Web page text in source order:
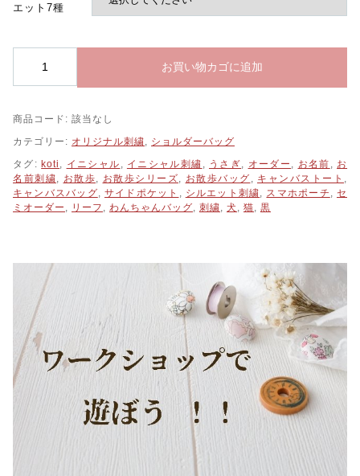
エット7種
ル
刺
ス
マ
ホ
ポ
(リ
お買い物カゴに追加
商品コード: 該当なし
カテゴリー: オリジナル刺繍, ショルダーバッグ
タグ: koti , イニシャル , イニシャル刺繡 , うさぎ, オーダー , お名前 , お
名前刺繍, お散歩, お散歩シリーズ, お散歩バッグ , キャンバストート ,
キャンバスバッグ, サイドポケット , シルエット刺繍, スマホポーチ , セ
ミオーダー , リーフ , わんちゃんバッグ, 刺繍, 犬 , 猫, 黒